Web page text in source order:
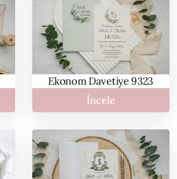
Ekonom Davetiye 9323
İncele